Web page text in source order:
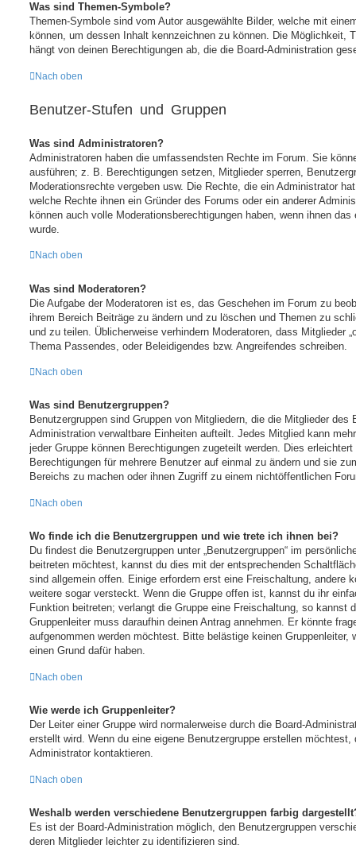
Was sind Themen-Symbole?
Themen-Symbole sind vom Autor ausgewählte Bilder, welche mit
können, um dessen Inhalt kennzeichnen zu können. Die Möglichkeit,
hängt von deinen Berechtigungen ab, die die Board-Administration
Nach oben
Benutzer-Stufen und Gruppen
Was sind Administratoren?
Administratoren haben die umfassendsten Rechte im Forum. Sie
ausführen; z. B. Berechtigungen setzen, Mitglieder sperren,
Moderationsrechte vergeben usw. Die Rechte, die ein Administrator
welche Rechte ihnen ein Gründer des Forums oder ein anderer
können auch volle Moderationsberechtigungen haben, wenn ihnen
wurde.
Nach oben
Was sind Moderatoren?
Die Aufgabe der Moderatoren ist es, das Geschehen im Forum zu
ihrem Bereich Beiträge zu ändern und zu löschen und Themen zu
und zu teilen. Üblicherweise verhindern Moderatoren, dass Mitglieder
Thema Passendes, oder Beleidigendes bzw. Angreifendes schreiben.
Nach oben
Was sind Benutzergruppen?
Benutzergruppen sind Gruppen von Mitgliedern, die die Mitglieder des
Administration verwaltbare Einheiten aufteilt. Jedes Mitglied kann
jeder Gruppe können Berechtigungen zugeteilt werden. Dies
Berechtigungen für mehrere Benutzer auf einmal zu ändern und sie
Bereichs zu machen oder ihnen Zugriff zu einem nichtöffentlichen
Nach oben
Wo finde ich die Benutzergruppen und wie trete ich ihnen bei?
Du findest die Benutzergruppen unter „Benutzergruppen“ im
beitreten möchtest, kannst du dies mit der entsprechenden
sind allgemein offen. Einige erfordern erst eine Freischaltung, andere
weitere sogar versteckt. Wenn die Gruppe offen ist, kannst du ihr
Funktion beitreten; verlangt die Gruppe eine Freischaltung, so kannst
Gruppenleiter muss daraufhin deinen Antrag annehmen. Er könnte
aufgenommen werden möchtest. Bitte belästige keinen Gruppenleiter,
einen Grund dafür haben.
Nach oben
Wie werde ich Gruppenleiter?
Der Leiter einer Gruppe wird normalerweise durch die Board-
erstellt wird. Wenn du eine eigene Benutzergruppe erstellen möchtest,
Administrator kontaktieren.
Nach oben
Weshalb werden verschiedene Benutzergruppen farbig
Es ist der Board-Administration möglich, den Benutzergruppen
deren Mitglieder leichter zu identifizieren sind.